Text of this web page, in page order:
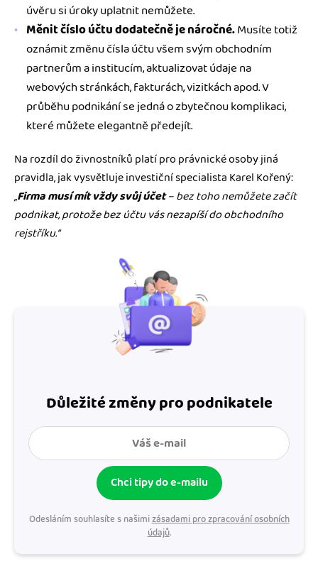
úvěru si úroky uplatnit nemůžete.
Měnit číslo účtu dodatečně je náročné.Musíte totiž
oznámit změnu čísla účtu všem svým obchodním
partnerům a institucím, aktualizovat údaje na
webových stránkách, fakturách, vizitkách apod. V
průběhu podnikání se jedná o zbytečnou komplikaci,
které můžete elegantně předejít.
Na rozdíl do živnostníků platí pro právnické osoby jiná
pravidla, jak vysvětluje investiční specialista Karel Kořený:
„Firma musí mít vždy svůj účet– bez toho nemůžete začít
podnikat, protože bez účtu vás nezapíší do obchodního
rejstříku.“
Důležité změny pro podnikatele
Chci tipy do e-mailu
Odesláním souhlasíte s našimizásadami pro zpracování osobních
údajů.